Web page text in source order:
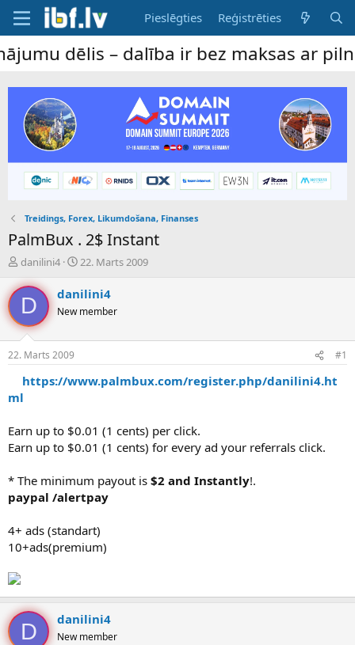
Pieslēgties Reģistrēties
– dalība ir bez maksas ar pilnu
Treidings, Forex, Likumdošana, Finanses
PalmBux . 2$ Instant
P
v
e
d
i
n
a
u
z
ā
c
j
s
danilini4
S
k
m
a
u
22. Marts 2009
D danilini4
New member
22. Marts 2009 #1
https://www.palmbux.com/register.php/danilini4.ht
ml
Earn up to $0.01 (1 cents) per click.
Earn up to $0.01 (1 cents) for every ad your referrals click.
* The minimum payout is $2 and Instantly!.
paypal /alertpay
4+ ads (standart)
10+ads(premium)
D danilini4
New member